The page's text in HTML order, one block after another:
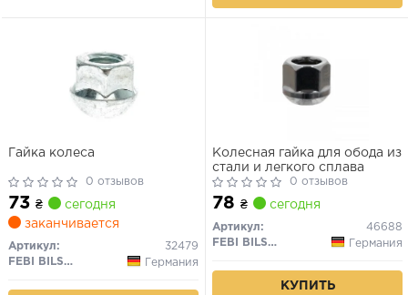
Гайка колеса
0 отзывов
73 ₴
сегодня
заканчивается
Артикул:
32479
FEBI BILSTEIN
Германия
Колесная гайка для обода из
стали и легкого сплава
0 отзывов
78 ₴ сегодня
Артикул:
46688
FEBI BILSTEIN
Германия
КУПИТЬ